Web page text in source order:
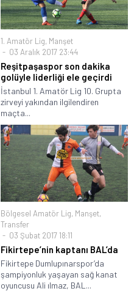
1. Amatör Lig, Manşet
03 Aralık 2017 23:44
Reşitpaşaspor son dakika
golüyle liderliği ele geçirdi
İstanbul 1. Amatör Lig 10. Grupta
zirveyi yakından ilgilendiren
maçta...
Bölgesel Amatör Lig, Manşet,
Transfer
03 Şubat 2017 18:11
Fikirtepe’nin kaptanı BAL’da
Fikirtepe Dumlupınarspor’da
şampiyonluk yaşayan sağ kanat
oyuncusu Ali ılmaz, BAL...